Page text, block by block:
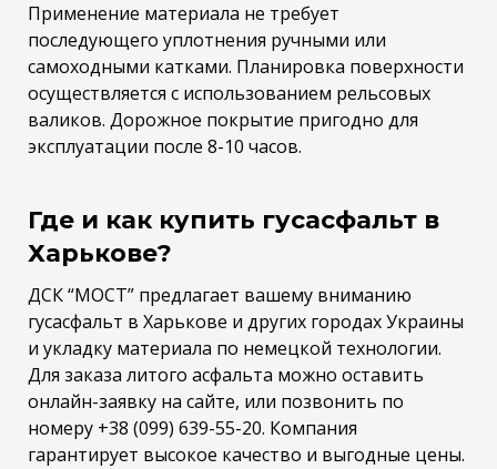
Применение материала не требует
последующего уплотнения ручными или
самоходными катками. Планировка поверхности
осуществляется с использованием рельсовых
валиков. Дорожное покрытие пригодно для
эксплуатации после 8-10 часов.
Где и как купить гусасфальт в
Харькове?
ДСК “МОСТ” предлагает вашему вниманию
гусасфальт в Харькове и других городах Украины
и укладку материала по немецкой технологии.
Для заказа литого асфальта можно оставить
онлайн-заявку на сайте, или позвонить по
номеру +38 (099) 639-55-20. Компания
гарантирует высокое качество и выгодные цены.